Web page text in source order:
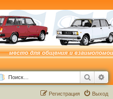
Поиск
Выход
Регистрация